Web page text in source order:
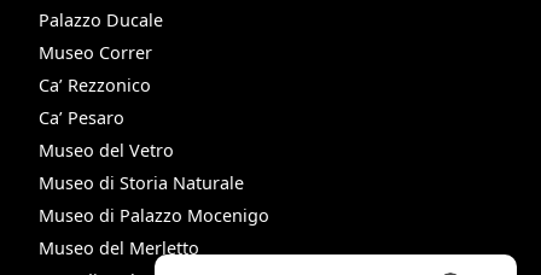
Palazzo Ducale
Museo Correr
Ca’ Rezzonico
Ca’ Pesaro
Museo del Vetro
Museo di Storia Naturale
Museo di Palazzo Mocenigo
Museo del Merletto